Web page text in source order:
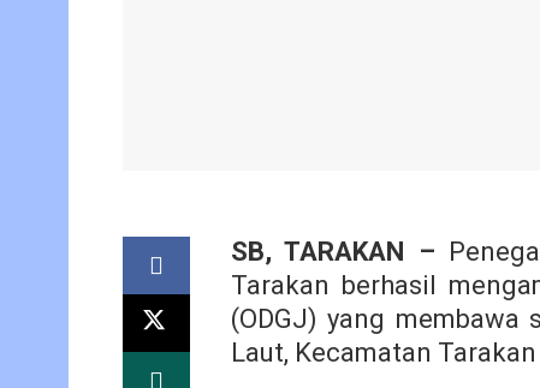
SB, TARAKAN –
Tarakan berhasil
(ODGJ) yang
Laut, Kecamatan Tarakan